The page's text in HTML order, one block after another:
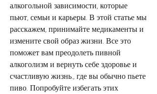
алкогольной зависимости, которые
пьют, семьи и карьеры. В этой статье мы
расскажем, принимайте медикаменты и
измените свой образ жизни. Все это
поможет вам преодолеть пивной
алкоголизм и вернуть себе здоровье и
счастливую жизнь., где вы обычно пьете
пиво. Попробуйте избегать этих